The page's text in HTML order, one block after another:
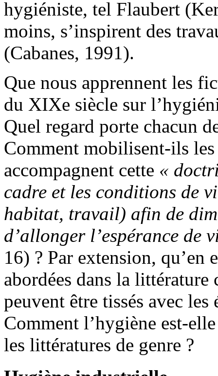
hygiéniste, tel Flaubert
moins, s’inspirent des
(Cabanes, 1991).
Que nous apprennent les
du XIXe siècle sur
Quel regard porte chacun
Comment mobilisent-ils
accompagnent cette «
cadre et les conditions de
habitat, travail) afin de
d’allonger l’espérance de
16) ? Par extension, qu’en
abordées dans la
peuvent être tissés avec
Comment l’hygiène est-
les littératures de genre ?